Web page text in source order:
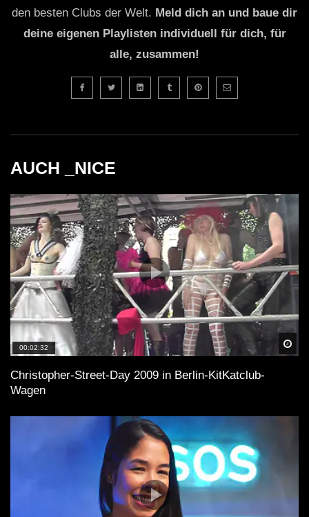
den besten Clubs der Welt. Meld dich an und baue dir
deine eigenen Playlisten individuell für dich, für
alle, zusammen!
AUCH _NICE
00:02:32
Christopher-Street-Day 2009 in Berlin-KitKatclub-
Wagen